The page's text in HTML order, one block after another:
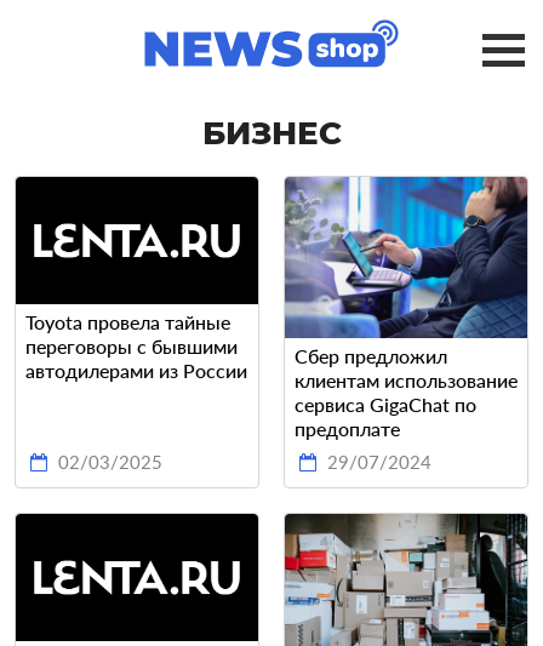
БИЗНЕС
Toyota провела тайные
переговоры с бывшими
автодилерами из России
02/03/2025
Сбер предложил
клиентам использование
сервиса GigaChat по
предоплате
29/07/2024